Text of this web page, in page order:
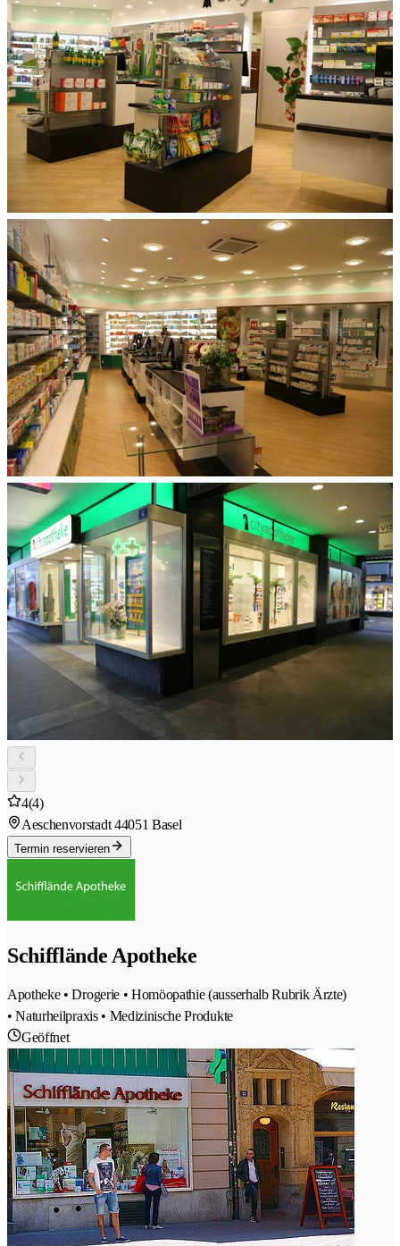
4(4)
Aeschenvorstadt 44051 Basel
Termin reservieren
Schifflände Apotheke
Apotheke • Drogerie • Homöopathie (ausserhalb Rubrik Ärzte)
• Naturheilpraxis • Medizinische Produkte
Geöffnet